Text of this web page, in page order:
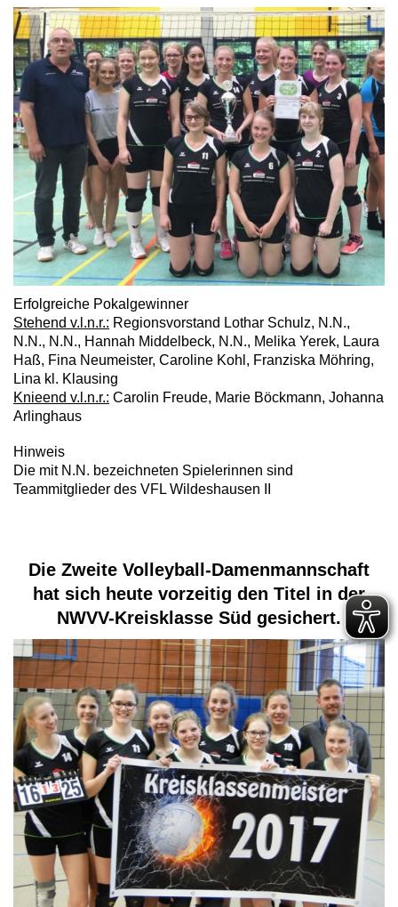
Erfolgreiche Pokalgewinner
Stehend v.l.n.r.: Regionsvorstand Lothar Schulz, N.N.,
N.N., N.N., Hannah Middelbeck, N.N., Melika Yerek, Laura
Haß, Fina Neumeister, Caroline Kohl, Franziska Möhring,
Lina kl. Klausing
Knieend v.l.n.r.: Carolin Freude, Marie Böckmann, Johanna
Arlinghaus
Hinweis
Die mit N.N. bezeichneten Spielerinnen sind
Teammitglieder des VFL Wildeshausen II
Die Zweite Volleyball-Damenmannschaft
hat sich heute vorzeitig den Titel in der
NWVV-Kreisklasse Süd gesichert.